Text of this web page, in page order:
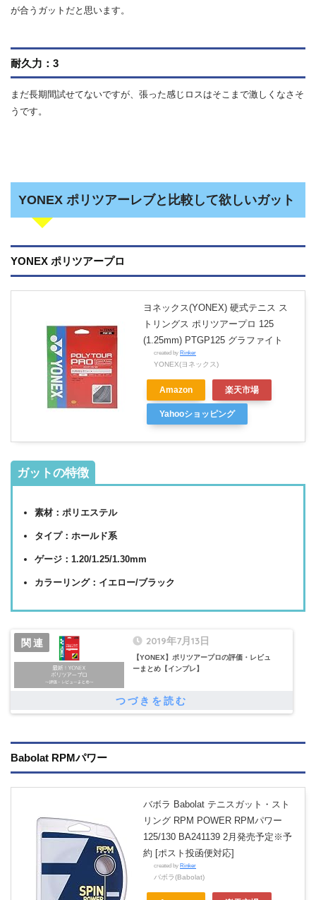
が合うガットだと思います。
耐久力：3
まだ長期間試せてないですが、張った感じロスはそこまで激しくなさそ
うです。
YONEX ポリツアーレブと比較して欲しいガット
YONEX ポリツアープロ
ヨネックス(YONEX) 硬式テニス ス
トリングス ポリツアープロ 125
(1.25mm) PTGP125 グラファイト
created by Rinker
YONEX(ヨネックス)
Amazon 楽天市場
Yahooショッピング
ガットの特徴
素材：ポリエステル
タイプ：ホールド系
ゲージ：1.20/1.25/1.30mm
カラーリング：イエロー/ブラック
2019年7月13日
【YONEX】ポリツアープロの評価・レビュ
ーまとめ【インプレ】
Babolat RPMパワー
バボラ Babolat テニスガット・スト
リング RPM POWER RPMパワー
125/130 BA241139 2月発売予定※予
約 [ポスト投函便対応]
created by Rinker
バボラ(Babolat)